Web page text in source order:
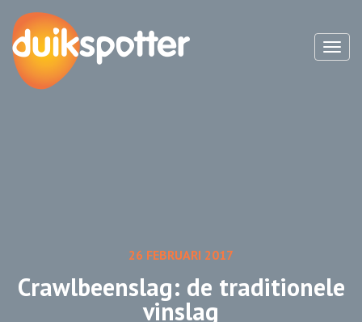
26 FEBRUARI 2017
Crawlbeenslag: de traditionele
vinslag